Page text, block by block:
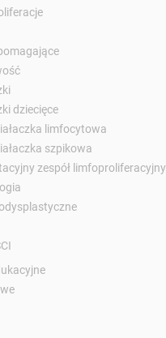
dziecięce
limfocytowa
szpikowa
zespół limfoproliferacyjny